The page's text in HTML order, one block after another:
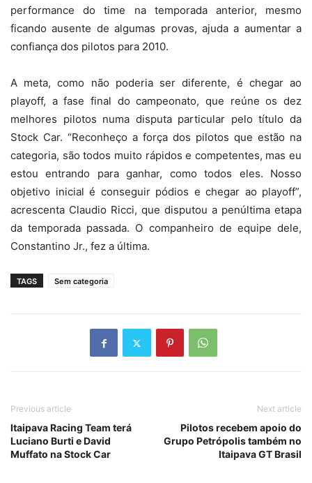
performance do time na temporada anterior, mesmo
ficando ausente de algumas provas, ajuda a aumentar a
confiança dos pilotos para 2010.
A meta, como não poderia ser diferente, é chegar ao
playoff, a fase final do campeonato, que reúne os dez
melhores pilotos numa disputa particular pelo título da
Stock Car. “Reconheço a força dos pilotos que estão na
categoria, são todos muito rápidos e competentes, mas eu
estou entrando para ganhar, como todos eles. Nosso
objetivo inicial é conseguir pódios e chegar ao playoff”,
acrescenta Claudio Ricci, que disputou a penúltima etapa
da temporada passada. O companheiro de equipe dele,
Constantino Jr., fez a última.
TAGS Sem categoria
Previous article
Itaipava Racing Team terá
Luciano Burti e David
Muffato na Stock Car
Next article
Pilotos recebem apoio do
Grupo Petrópolis também no
Itaipava GT Brasil